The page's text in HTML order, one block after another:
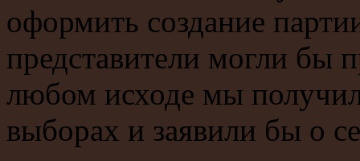
оформить создание
представители могли бы
любом исходе мы
выборах и заявили бы о